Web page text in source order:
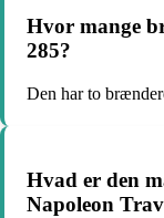
Hvor mange
285?
Den har to
Hvad er den
Napoleon